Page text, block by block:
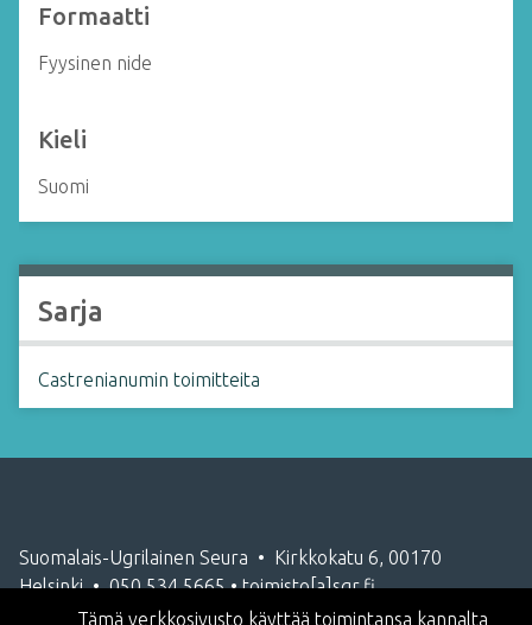
Formaatti
Fyysinen nide
Kieli
Suomi
Sarja
Castrenianumin toimitteita
Suomalais-Ugrilainen Seura • Kirkkokatu 6, 00170
Helsinki • 050 534 5665 • toimisto[a]sgr.fi
Tämä verkkosivusto käyttää toimintansa kannalta